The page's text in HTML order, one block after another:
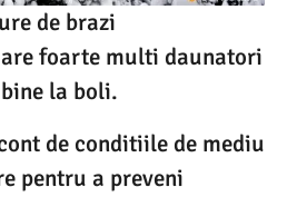
de brazi
foarte multi daunatori
la boli.
de conditiile de mediu
pentru a preveni